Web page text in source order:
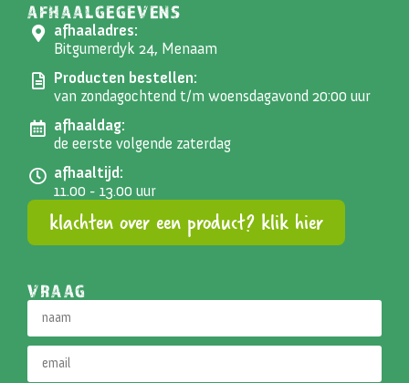
AFHAALGEGEVENS
afhaaladres:
Bitgumerdyk 24, Menaam
Producten bestellen:
van zondagochtend t/m woensdagavond 20:00 uur
afhaaldag:
de eerste volgende zaterdag
afhaaltijd:
11.00 - 13.00 uur
klachten over een product? klik hier
VRAAG